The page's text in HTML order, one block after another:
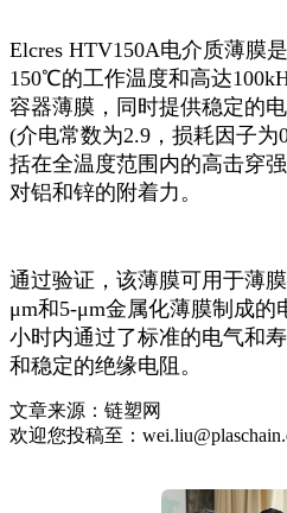
Elcres HTV150A电介质薄膜
150℃的工作温度和高达
容器薄膜，同时提供稳定的
(介电常数为2.9，损耗因子为
括在全温度范围内的高击穿
对铝和锌的附着力。
通过验证，该薄膜可用于薄
μm和5-μm金属化薄膜制成的
小时内通过了标准的电气和
和稳定的绝缘电阻。
文章来源：链塑网
欢迎您投稿至：